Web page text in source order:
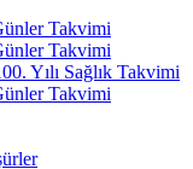
Takvimi
Takvimi
Yılı Sağlık Takvimi
Takvimi